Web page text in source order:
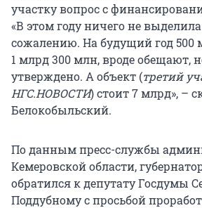
участку вопрос с
«В этом году ничего не
сожалению. На будущий год 500
1 млрд 300 млн, вроде обещают,
утверждено. А объект (третий
НГС.НОВОСТИ) стоит 7 млрд», –
Белокобыльский.
По данным пресс-службы
Кемеровской области,
обратился к депутату Госдумы
Поддубному с просьбой